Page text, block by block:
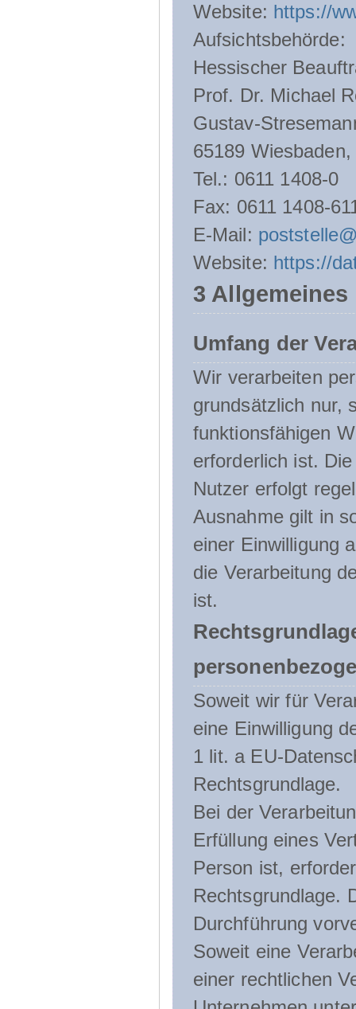
Website: https://
Aufsichtsbehörde:
Hessischer
Prof. Dr. Michael
Gustav-
65189
Tel.: 0611 1408-0
Fax: 0611 1408-
E-Mail:
Website: https://
3
Umfang der
Wir verarbeiten
grundsätzlich nur,
funktionsfähigen
erforderlich ist.
Nutzer erfolgt
Ausnahme gilt in
einer Einwilligung
die Verarbeitung
ist.
Soweit wir für
eine Einwilligung
1 lit. a EU-
Rechtsgrundlage.
Bei der
Erfüllung eines
Person ist,
Rechtsgrundlage.
Durchführung
Soweit eine
einer rechtlichen